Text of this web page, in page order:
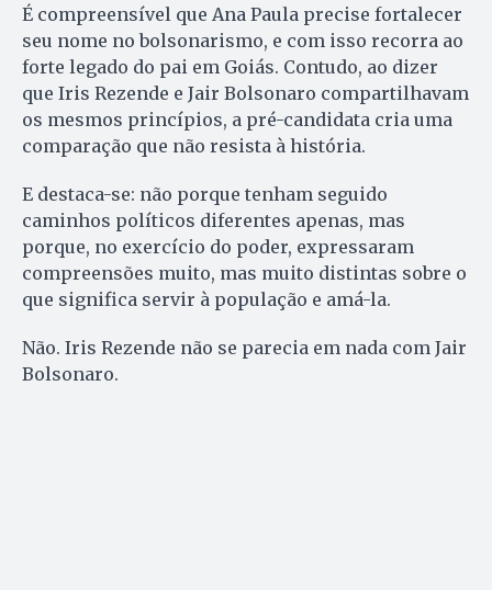
É compreensível que Ana Paula precise fortalecer
seu nome no bolsonarismo, e com isso recorra ao
forte legado do pai em Goiás. Contudo, ao dizer
que Iris Rezende e Jair Bolsonaro compartilhavam
os mesmos princípios, a pré-candidata cria uma
comparação que não resista à história.
E destaca-se: não porque tenham seguido
caminhos políticos diferentes apenas, mas
porque, no exercício do poder, expressaram
compreensões muito, mas muito distintas sobre o
que significa servir à população e amá-la.
Não. Iris Rezende não se parecia em nada com Jair
Bolsonaro.